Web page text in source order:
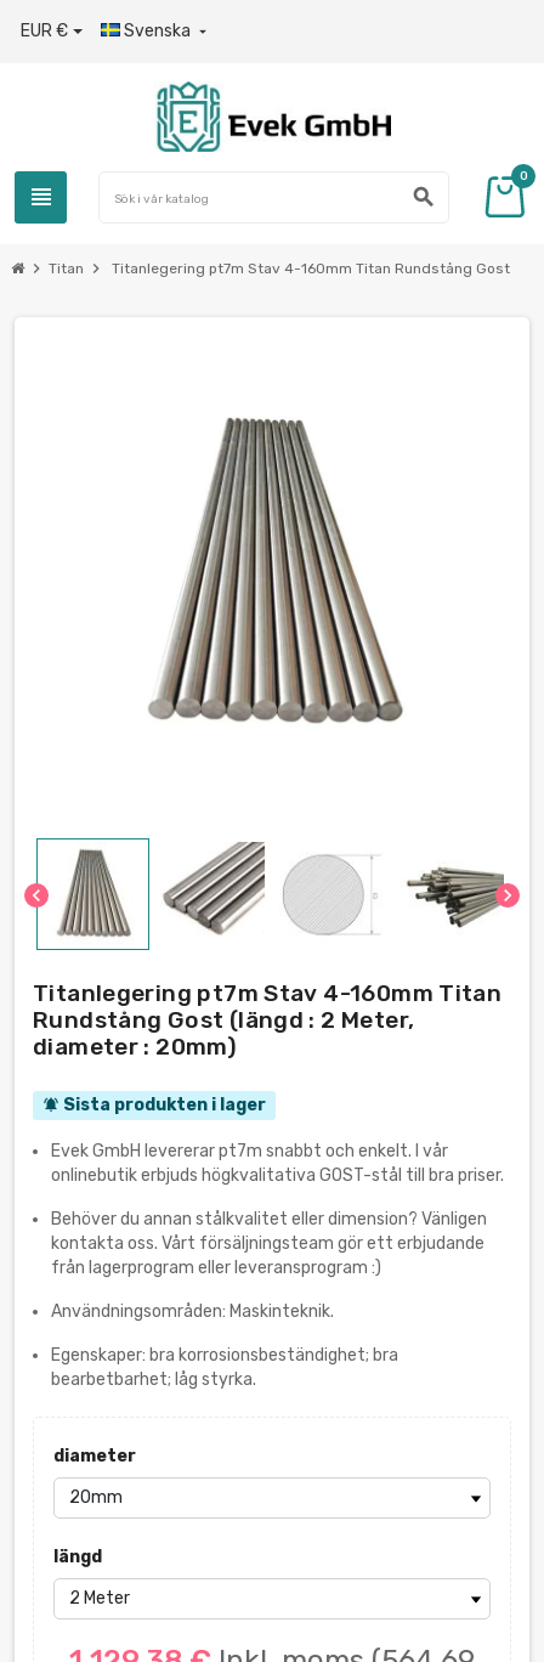
EUR € Svenska 
view_headline search
0
chevron_right Titan chevron_right Titanlegering pt7m Stav 4-160mm Titan Rundstång Gost
chevron_left chevron_right
Titanlegering pt7m Stav 4-160mm Titan
Rundstång Gost (längd : 2 Meter,
diameter : 20mm)
notifications_active Sista produkten i lager
Evek GmbH levererar pt7m snabbt och enkelt. I vår
onlinebutik erbjuds högkvalitativa GOST-stål till bra priser.
Behöver du annan stålkvalitet eller dimension? Vänligen
kontakta oss. Vårt försäljningsteam gör ett erbjudande
från lagerprogram eller leveransprogram :)
Användningsområden: Maskinteknik.
Egenskaper: bra korrosionsbeständighet; bra
bearbetbarhet; låg styrka.
diameter
längd